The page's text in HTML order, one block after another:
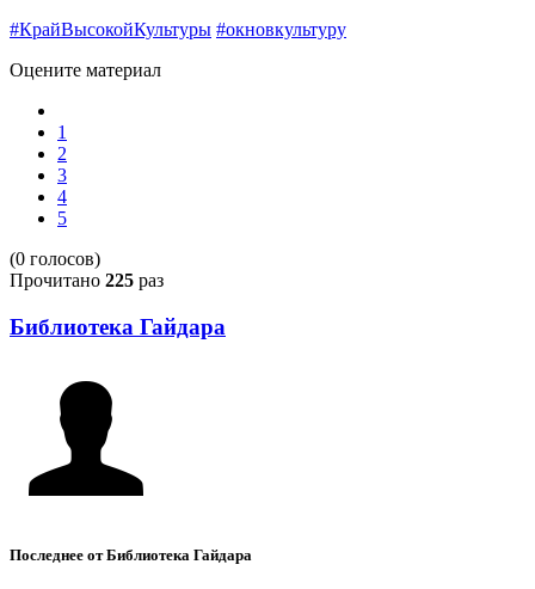
#КрайВысокойКультуры #окновкультуру
Оцените материал
1
2
3
4
5
(0 голосов)
Прочитано 225 раз
Библиотека Гайдара
Последнее от Библиотека Гайдара